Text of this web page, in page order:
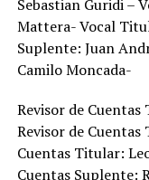
Sebastian Guridi –
Mattera- Vocal
Suplente: Juan
Camilo Moncada-
Revisor de
Revisor de
Cuentas Titular:
Cuentas Suplente: